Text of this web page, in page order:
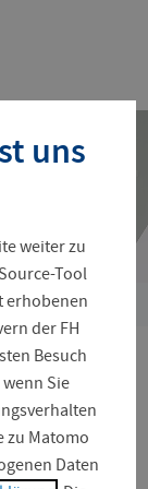
uns
weiter zu
Tool
erhobenen
der FH
Besuch
Sie
zu Matomo
Daten